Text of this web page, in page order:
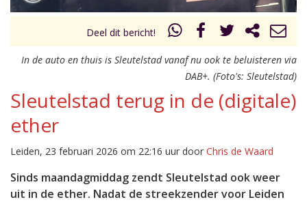
Deel dit bericht!
In de auto en thuis is Sleutelstad vanaf nu ook te beluisteren via
DAB+. (Foto's: Sleutelstad)
Sleutelstad terug in de (digitale)
ether
Leiden, 23 februari 2026 om 22:16 uur door Chris de Waard
Sinds maandagmiddag zendt Sleutelstad ook weer
uit in de ether. Nadat de streekzender voor Leiden